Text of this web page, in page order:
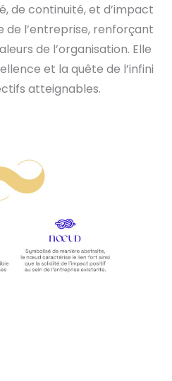
de continuité, et d’impact
de l’entreprise, renforçant
de l’organisation. Elle
et la quête de l’infini
atteignables.